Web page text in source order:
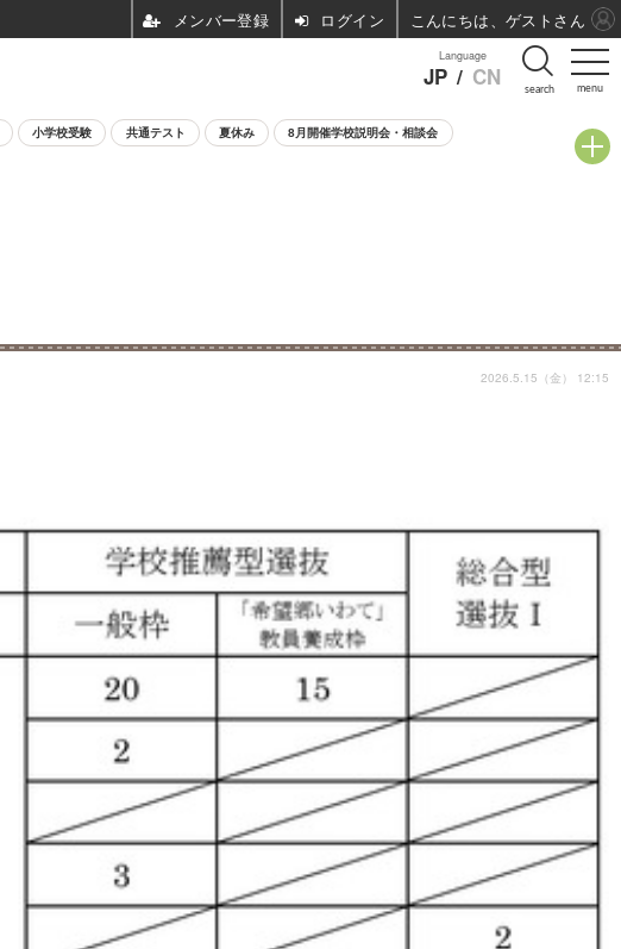
menu
Language
JP / CN search
小学校受験 共通テスト 夏休み 8月開催学校説明会・相談会
2026.5.15（金） 12:15
ログイン こんにちは、ゲストさん